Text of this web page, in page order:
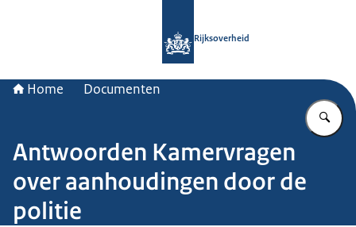
Rijksoverheid
Home Documenten
Antwoorden Kamervragen
over aanhoudingen door de
politie